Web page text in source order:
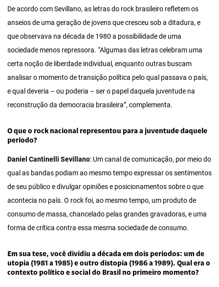
De acordo com Sevillano, as letras do rock brasileiro refletem os
anseios de uma geração de jovens que cresceu sob a ditadura, e
que observava na década de 1980 a possibilidade de uma
sociedade menos repressora. “Algumas das letras celebram uma
certa noção de liberdade individual, enquanto outras buscam
analisar o momento de transição política pelo qual passava o país,
e qual deveria – ou poderia – ser o papel daquela juventude na
reconstrução da democracia brasileira”, complementa.
O que o rock nacional representou para a juventude daquele
período?
Daniel Cantinelli Sevillano: Um canal de comunicação, por meio do
qual as bandas podiam ao mesmo tempo expressar os sentimentos
de seu público e divulgar opiniões e posicionamentos sobre o que
acontecia no país. O rock foi, ao mesmo tempo, um produto de
consumo de massa, chancelado pelas grandes gravadoras, e uma
forma de crítica contra essa mesma sociedade de consumo.
Em sua tese, você dividiu a década em dois períodos: um de
utopia (1981 a 1985) e outro distopia (1986 a 1989). Qual era o
contexto político e social do Brasil no primeiro momento?